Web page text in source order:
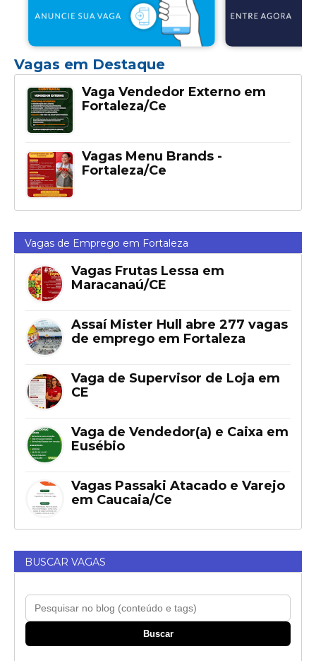
Vagas em Destaque
Vaga Vendedor Externo em
Fortaleza/Ce
Vagas Menu Brands -
Fortaleza/Ce
Vagas de Emprego em Fortaleza
Vagas Frutas Lessa em
Maracanaú/CE
Assaí Mister Hull abre 277 vagas
de emprego em Fortaleza
Vaga de Supervisor de Loja em
CE
Vaga de Vendedor(a) e Caixa em
Eusébio
Vagas Passaki Atacado e Varejo
em Caucaia/Ce
BUSCAR VAGAS
Buscar